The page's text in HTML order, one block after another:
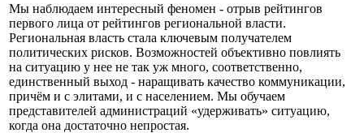
Мы наблюдаем интересный феномен - отрыв рейтингов
первого лица от рейтингов региональной власти.
Региональная власть стала ключевым получателем
политических рисков. Возможностей объективно повлиять
на ситуацию у нее не так уж много, соответственно,
единственный выход - наращивать качество коммуникации,
причём и с элитами, и с населением. Мы обучаем
представителей администраций «удерживать» ситуацию,
когда она достаточно непростая.